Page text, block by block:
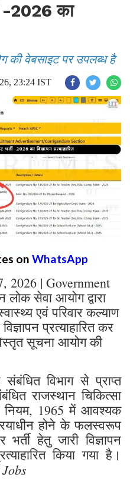
-2026 का
की वेबसाइट पर उपलब्ध है
23:24 IST
on WhatsApp
2026 | Government
सेवा आयोग द्वारा
एवं परिवार कल्याण
प्रत्याहारित कर
सूचना आयोग की
विभाग से प्राप्त
राजस्थान चिकित्सा
नियम, 1965 में आवश्यक
होने के फलस्वरूप
हेतु जारी विज्ञापन
किया गया है।